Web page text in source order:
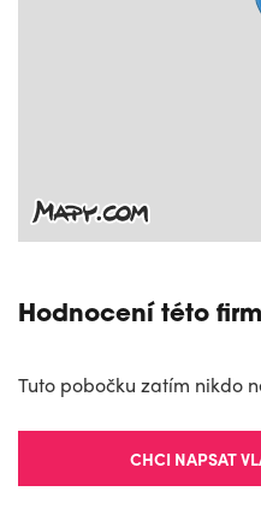
Hodnocení této
Tuto pobočku zatím nikdo
CHCI NAPSAT